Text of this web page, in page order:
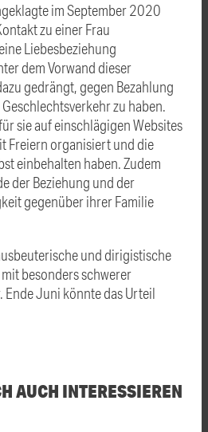
im September 2020
zu einer Frau
Liebesbeziehung
dem Vorwand dieser
gedrängt, gegen Bezahlung
zu haben.
sie auf einschlägigen Websites
Freiern organisiert und die
einbehalten haben. Zudem
der Beziehung und der
gegenüber ihrer Familie
und dirigistische
besonders schwerer
Juni könnte das Urteil
AUCH INTERESSIEREN